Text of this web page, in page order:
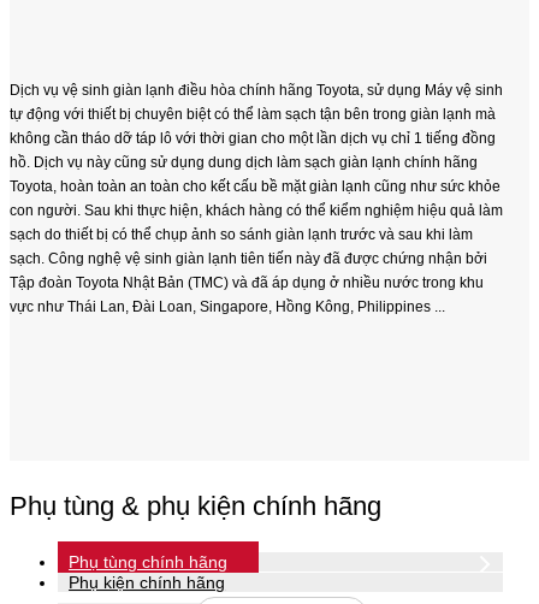
Dịch vụ vệ sinh giàn lạnh điều hòa chính hãng Toyota, sử dụng Máy vệ sinh
tự động với thiết bị chuyên biệt có thể làm sạch tận bên trong giàn lạnh mà
không cần tháo dỡ táp lô với thời gian cho một lần dịch vụ chỉ 1 tiếng đồng
hồ. Dịch vụ này cũng sử dụng dung dịch làm sạch giàn lạnh chính hãng
Toyota, hoàn toàn an toàn cho kết cấu bề mặt giàn lạnh cũng như sức khỏe
con người. Sau khi thực hiện, khách hàng có thể kiểm nghiệm hiệu quả làm
sạch do thiết bị có thể chụp ảnh so sánh giàn lạnh trước và sau khi làm
sạch. Công nghệ vệ sinh giàn lạnh tiên tiến này đã được chứng nhận bởi
Tập đoàn Toyota Nhật Bản (TMC) và đã áp dụng ở nhiều nước trong khu
vực như Thái Lan, Đài Loan, Singapore, Hồng Kông, Philippines ...
Phụ tùng & phụ kiện chính hãng
Phụ tùng chính hãng
Phụ kiện chính hãng